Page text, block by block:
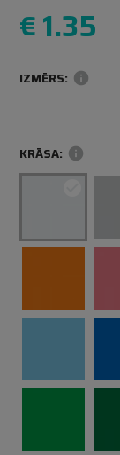
€1.35
IZMĒRS: info
KRĀSA: info